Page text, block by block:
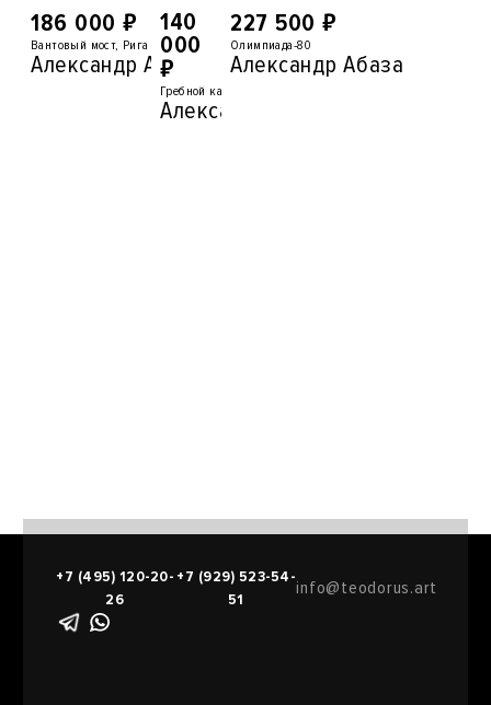
186 000 ₽
Вантовый мост, Рига
Александр Абаза
140
000
₽
Гребной канал, Москва
Александр Абаза
227 500 ₽
Олимпиада-80
Александр Абаза
+7 (495) 120-20-
26
+7 (929) 523-54-
51
info@teodorus.art